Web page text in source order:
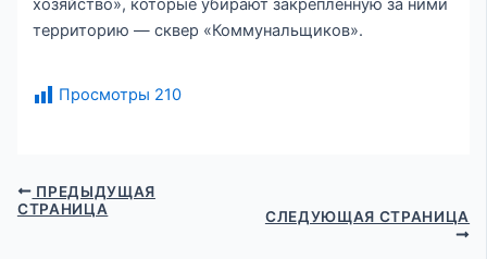
хозяйство», которые убирают закрепленную за ними
территорию — сквер «Коммунальщиков».
Просмотры 210
ПРЕДЫДУЩАЯ
СТРАНИЦА
СЛЕДУЮЩАЯ СТРАНИЦА